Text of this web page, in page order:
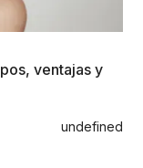
ventajas y
undefined